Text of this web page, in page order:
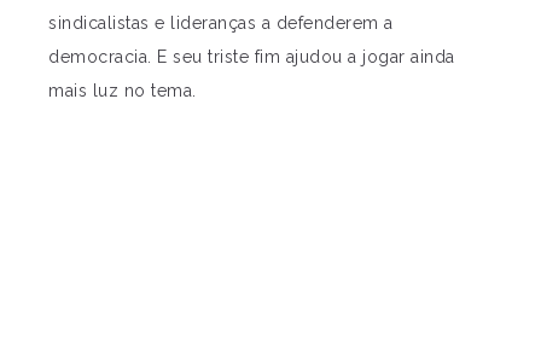
sindicalistas e lideranças a defenderem a
democracia. E seu triste fim ajudou a jogar ainda
mais luz no tema.